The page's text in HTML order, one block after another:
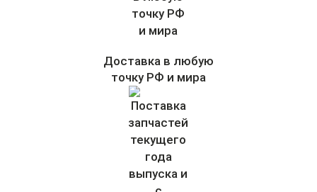
Доставка в любую
точку РФ и мира